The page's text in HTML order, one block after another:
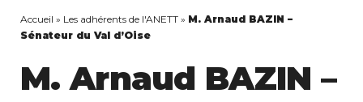
Accueil » Les adhérents de l'ANETT » M. Arnaud BAZIN –
Sénateur du Val d’Oise
M. Arnaud BAZIN –